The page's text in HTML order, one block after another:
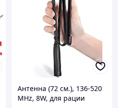
Антенна (72 см.), 136-520
MHz, 8W, для рации